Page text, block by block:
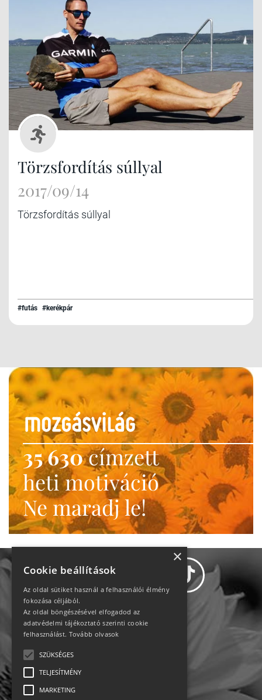
Törzsfordítás súllyal
2017/09/14
Törzsfordítás súllyal
#futás #kerékpár
35 630címzett
heti motiváció
Ne maradj le!
Adatvédelem
Impresszum-kapcsolat
×
Cookie beállítások
Az oldal sütiket használ a felhasználói élmény
fokozása céljából.
Az oldal böngészésével elfogadod az
adatvédelmi tájékoztató szerinti cookie
felhasználást. Tovább olvasok
SZÜKSÉGES
TELJESÍTMÉNY
MARKETING